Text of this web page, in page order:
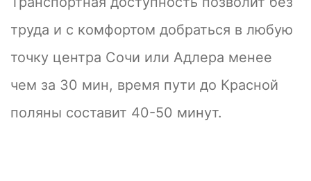
труда и с комфортом добраться в любую
точку центра Сочи или Адлера менее
чем за 30 мин, время пути до Красной
поляны составит 40-50 минут.